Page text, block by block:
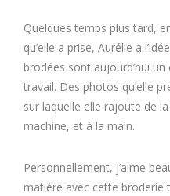
Quelques temps plus tard,
qu’elle a prise, Aurélie a
brodées sont aujourd’hui
travail. Des photos qu’elle
sur laquelle elle rajoute de
machine, et à la main.
Personnellement, j’aime
matière avec cette broderie